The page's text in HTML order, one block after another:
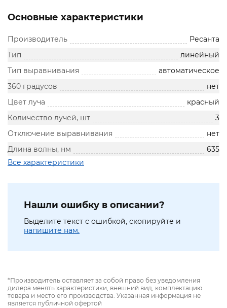
Основные характеристики
Производитель
Ресанта
Тип
линейный
Тип выравнивания
автоматическое
360 градусов
нет
Цвет луча
красный
Количество лучей, шт
3
Отключение выравнивания
нет
Длина волны, нм
635
Все характеристики
Нашли ошибку в описании?
Выделите текст с ошибкой, скопируйте и
напишите нам.
*Производитель оставляет за собой право без уведомления
дилера менять характеристики, внешний вид, комплектацию
товара и место его производства. Указанная информация не
является публичной офертой